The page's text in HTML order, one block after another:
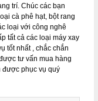
trí. Chúc các bạn
cà phê hạt, bột rang
loại với công nghê
tất cả các loại máy xay
tốt nhất , chắc chắn
tư vấn mua hàng
được phục vụ quý